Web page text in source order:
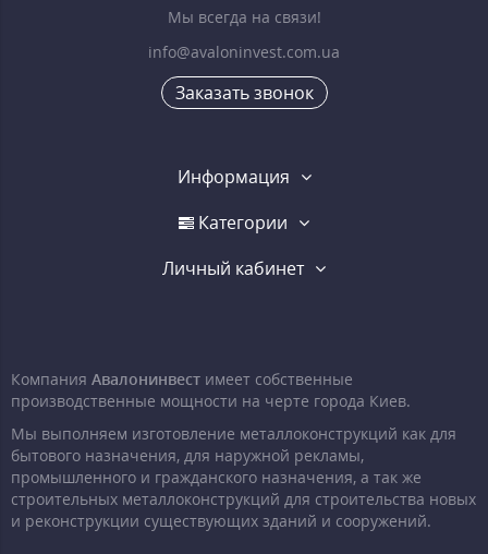
Мы всегда на связи!
info@avaloninvest.com.ua
Заказать звонок
Информация
Категории
Личный кабинет
Компания Авалонинвест имеет собственные
производственные мощности на черте города Киев.
Мы выполняем изготовление металлоконструкций как для
бытового назначения, для наружной рекламы,
промышленного и гражданского назначения, а так же
строительных металлоконструкций для строительства новых
и реконструкции существующих зданий и сооружений.